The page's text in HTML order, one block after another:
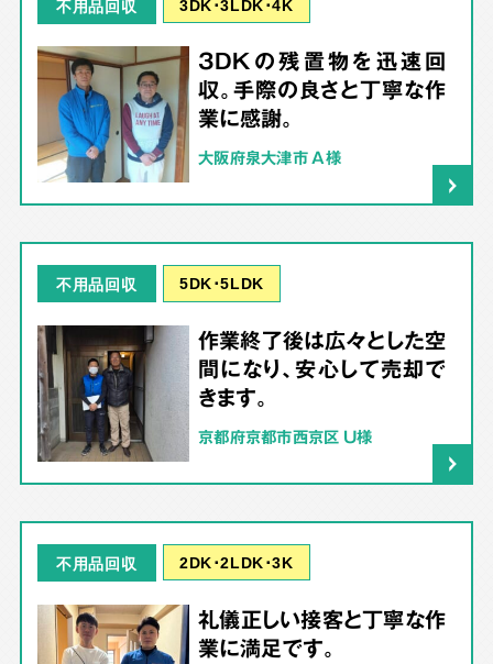
不用品回収
3DKの残置物を迅速回
収。手際の良さと丁寧な作
業に感謝。
大阪府泉大津市 A様
不用品回収 5DK･5LDK
作業終了後は広々とした空
間になり、安心して売却で
きます。
京都府京都市西京区 U様
不用品回収 2DK･2LDK･3K
礼儀正しい接客と丁寧な作
業に満足です。